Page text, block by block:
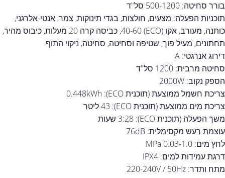
בורר סחיטה: 500-1200 סל"ד
תוכניות הפעלה: מצעים, חולצות, בגדי תינוקות, צמר, אנטי-אלרגני,
כותנה, מעורב, אקו (ECO) 40-60, כביסה קרה 20 מעלות, כיבוס מהיר,
תחתונים, מעיל פוך, שטיפה וסחיטה, סחיטה, ניקוי התוף
דירוג אנרגטי: A
סחיטה מרבית: 1200 סל"ד
הספק נקוב: 2000W
צריכת חשמל ממוצעת (תוכנית ECO): 0.448kWh
צריכת מים ממוצעת (תוכנית ECO): 43 ליטר
משך הפעלה (תוכנית ECO): 3:28 שעות
עוצמת רעש מקסימלית: 76dB
לחץ מים: 0.03-1.0 MPa
דרגת עמידות למים: IPX4
מתח ותדר: 220-240V / 50Hz